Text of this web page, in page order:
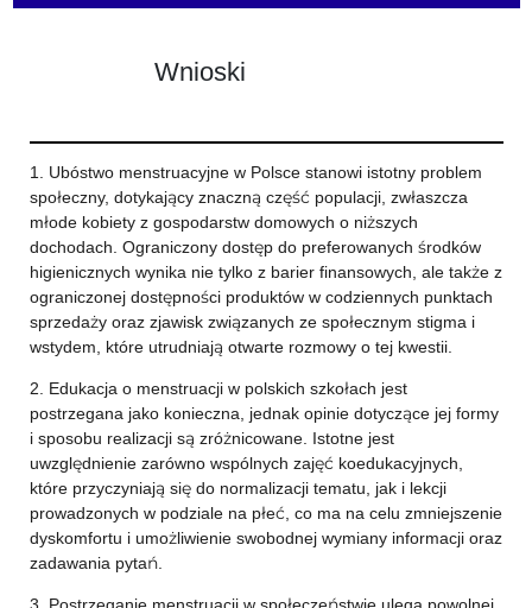
Wnioski
1. Ubóstwo menstruacyjne w Polsce stanowi istotny problem
społeczny, dotykający znaczną część populacji, zwłaszcza
młode kobiety z gospodarstw domowych o niższych
dochodach. Ograniczony dostęp do preferowanych środków
higienicznych wynika nie tylko z barier finansowych, ale także z
ograniczonej dostępności produktów w codziennych punktach
sprzedaży oraz zjawisk związanych ze społecznym stigma i
wstydem, które utrudniają otwarte rozmowy o tej kwestii.
2. Edukacja o menstruacji w polskich szkołach jest
postrzegana jako konieczna, jednak opinie dotyczące jej formy
i sposobu realizacji są zróżnicowane. Istotne jest
uwzględnienie zarówno wspólnych zajęć koedukacyjnych,
które przyczyniają się do normalizacji tematu, jak i lekcji
prowadzonych w podziale na płeć, co ma na celu zmniejszenie
dyskomfortu i umożliwienie swobodnej wymiany informacji oraz
zadawania pytań.